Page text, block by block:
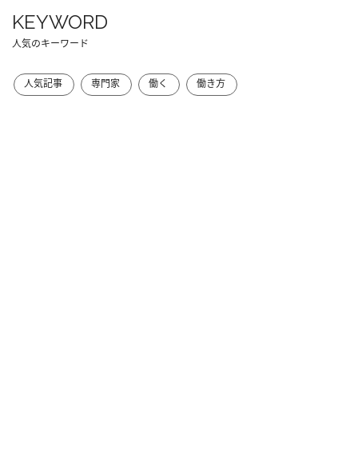
KEYWORD
人気のキーワード
人気記事 専門家 働く 働き方